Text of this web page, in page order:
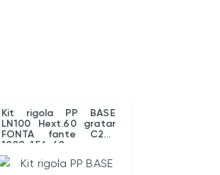
Kit rigola PP BASE
LN100 Hext.60 gratar
FONTA fante C250
1000x156x60
(080060283031)